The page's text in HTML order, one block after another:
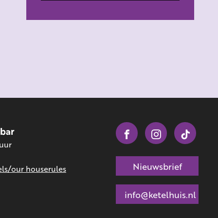
our houserules Nieuwsbrief
info@ketelhuis.nl